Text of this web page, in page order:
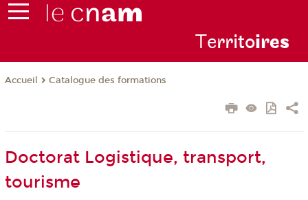
Territoires
Accueil Catalogue des formations
Doctorat Logistique, transport,
tourisme